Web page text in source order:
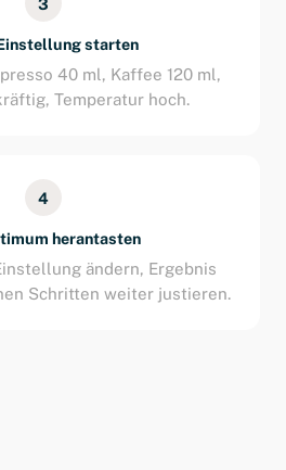
starten
40 ml, Kaffee 120 ml,
Temperatur hoch.
4
herantasten
ändern, Ergebnis
Schritten weiter justieren.